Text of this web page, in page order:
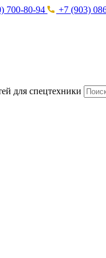
700-80-94 +7 (903)
для спецтехники